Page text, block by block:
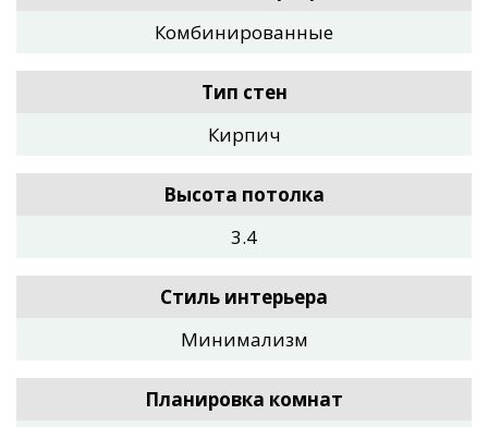
Комбинированные
Тип стен
Кирпич
Высота потолка
3.4
Стиль интерьера
Минимализм
Планировка комнат